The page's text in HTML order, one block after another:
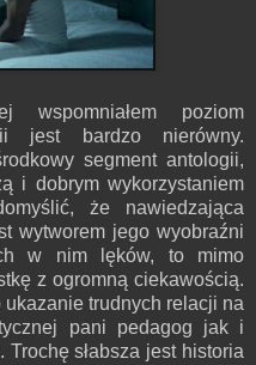
poziom
jest bardzo nierówny.
segment antologii,
i dobrym wykorzystaniem
że nawiedzająca
wytworem jego wyobraźni
w nim lęków, to mimo
z ogromną ciekawością.
ukazanie trudnych relacji na
pani pedagog jak i
słabsza jest historia